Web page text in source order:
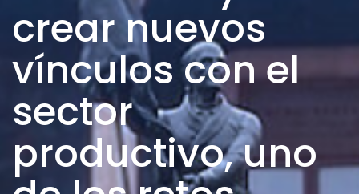
crear nuevos
vínculos con el
sector
productivo, uno